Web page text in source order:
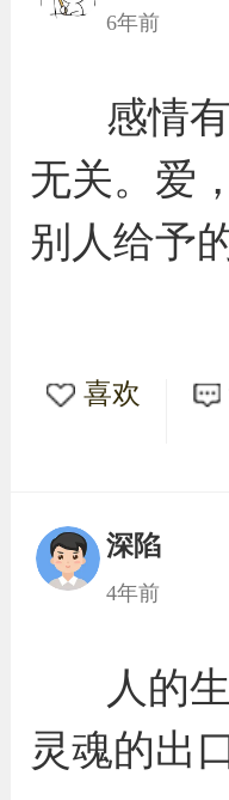
6年前
感情
无关。爱
别人给予
喜欢
深陷
4年前
人的
灵魂的出口